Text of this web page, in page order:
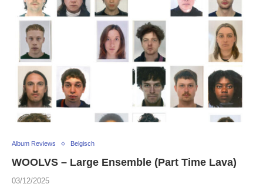
Album Reviews Belgisch
WOOLVS – Large Ensemble (Part Time Lava)
03/12/2025